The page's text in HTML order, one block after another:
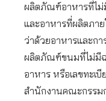
ผลิตภัณฑ์อาหารที่ไม่
และอาหารที่ผลิตภาย
ว่าด้วยอาหารและก
ผลิตภัณฑ์ขนมที่ไม่มีฉ
อาหาร หรือเลขทะเ
สำนักงานคณะกรรม